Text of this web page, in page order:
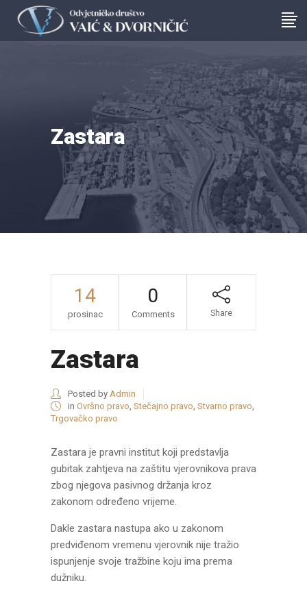
Zastara
14
prosinac
0
Comments Share
Zastara
Posted by Admin
in Ovršno pravo, Stečajno pravo, Stvarno pravo,
Trgovačko pravo
Zastara je pravni institut koji predstavlja
gubitak zahtjeva na zaštitu vjerovnikova prava
zbog njegova pasivnog držanja kroz
zakonom određeno vrijeme.
Dakle zastara nastupa ako u zakonom
predviđenom vremenu vjerovnik nije tražio
ispunjenje svoje tražbine koju ima prema
dužniku.